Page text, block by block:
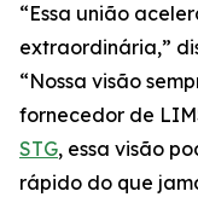
“Essa união
extraordinária,”
“Nossa visão
fornecedor de
STG, essa visão
rápido do que